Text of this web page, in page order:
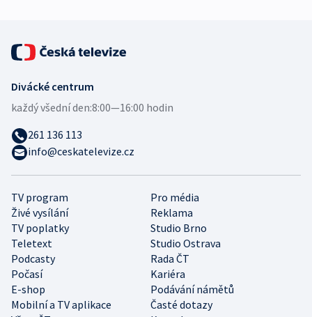
TV program
Pro média
Živé vysílání
Reklama
TV poplatky
Studio Brno
Teletext
Studio Ostrava
Podcasty
Rada ČT
Počasí
Kariéra
E-shop
Podávání námětů
Mobilní a TV aplikace
Časté dotazy
Divácké centrum
každý všední den:8:00—16:00 hodin
261 136 113
info@ceskatelevize.cz